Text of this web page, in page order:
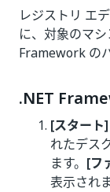
レジストリ エ
に、対象のマ
Framework の
.NET
[スタート]
れたデス
ます。 [フ
表示されま